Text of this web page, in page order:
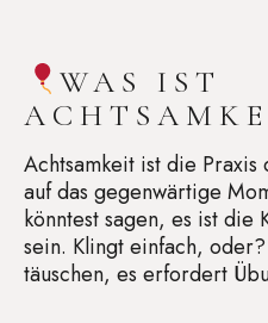
WAS IST
Achtsamkeit ist die
auf das gegenwärtige
könntest sagen, es ist die
sein. Klingt einfach,
täuschen, es erfordert